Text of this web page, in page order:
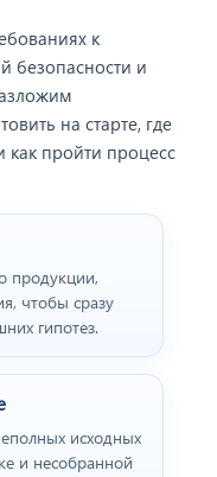
к
безопасности и
на старте, где
как пройти процесс
продукции,
чтобы сразу
гипотез.
исходных
и несобранной